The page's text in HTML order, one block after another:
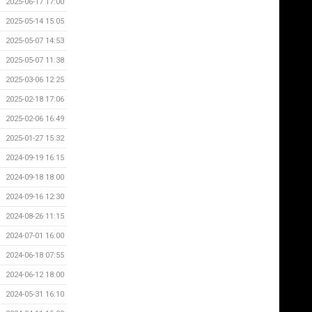
2025-05-14 15:05
2025-05-07 14:53
2025-05-07 11:38
2025-03-06 12:25
2025-02-18 17:06
2025-02-06 16:49
2025-01-27 15:32
2024-09-19 16:15
2024-09-18 18:00
2024-09-16 12:30
2024-08-26 11:15
2024-07-01 16:00
2024-06-18 07:55
2024-06-12 18:00
2024-05-31 16:10